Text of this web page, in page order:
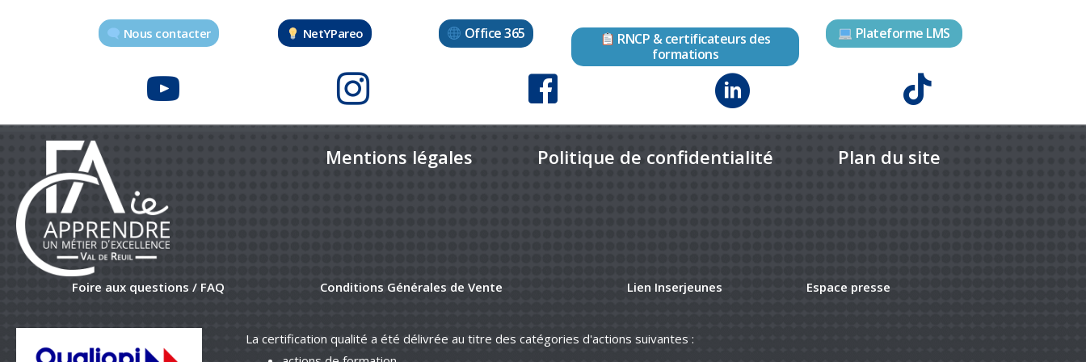
Nous contacter NetYPareo Office 365
RNCP & certificateurs des
formations
Plateforme LMS
Mentions légales Politique de confidentialité Plan du site
Foire aux questions / FAQ Conditions Générales de Vente Lien Inserjeunes Espace presse
La certification qualité a été délivrée au titre des catégories d'actions suivantes :